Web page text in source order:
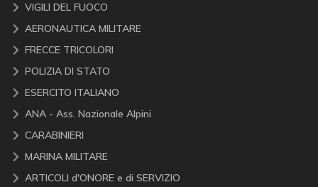
VIGILI DEL FUOCO
AERONAUTICA MILITARE
FRECCE TRICOLORI
POLIZIA DI STATO
ESERCITO ITALIANO
ANA - Ass. Nazionale Alpini
CARABINIERI
MARINA MILITARE
ARTICOLI d'ONORE e di SERVIZIO